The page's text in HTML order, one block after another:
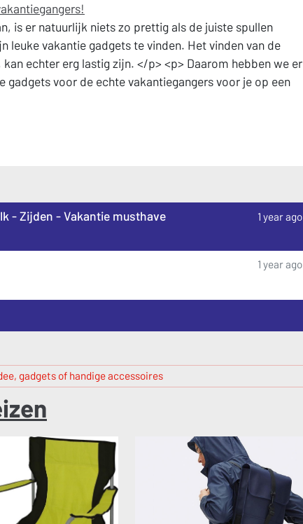
is er natuurlijk niets zo prettig als de juiste spullen
leuke vakantie gadgets te vinden. Het vinden van de
echter erg lastig zijn. </p> <p> Daarom hebben we er
gadgets voor de echte vakantiegangers voor je op een
- Zijden - Vakantie musthave
1 year ago
1 year ago
gadgets of handige accessoires